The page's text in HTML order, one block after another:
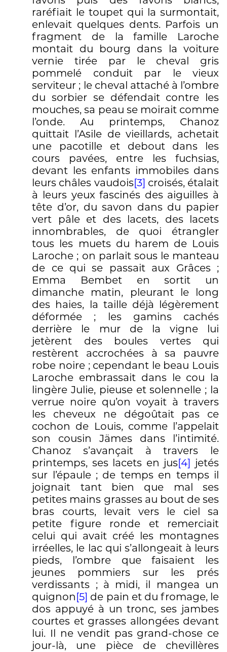
raréfiait le toupet qui la surmontait,
enlevait quelques dents. Parfois un
fragment de la famille Laroche
montait du bourg dans la voiture
vernie tirée par le cheval gris
pommelé conduit par le vieux
serviteur ; le cheval attaché à l’ombre
du sorbier se défendait contre les
mouches, sa peau se moirait comme
l’onde. Au printemps, Chanoz
quittait l’Asile de vieillards, achetait
une pacotille et debout dans les
cours pavées, entre les fuchsias,
devant les enfants immobiles dans
leurs châles vaudois [3] croisés, étalait
à leurs yeux fascinés des aiguilles à
tête d’or, du savon dans du papier
vert pâle et des lacets, des lacets
innombrables, de quoi étrangler
tous les muets du harem de Louis
Laroche ; on parlait sous le manteau
de ce qui se passait aux Grâces ;
Emma Bembet en sortit un
dimanche matin, pleurant le long
des haies, la taille déjà légèrement
déformée ; les gamins cachés
derrière le mur de la vigne lui
jetèrent des boules vertes qui
restèrent accrochées à sa pauvre
robe noire ; cependant le beau Louis
Laroche embrassait dans le cou la
lingère Julie, pieuse et solennelle ; la
verrue noire qu’on voyait à travers
les cheveux ne dégoûtait pas ce
cochon de Louis, comme l’appelait
son cousin Jämes dans l’intimité.
Chanoz s’avançait à travers le
printemps, ses lacets en jus [4]
jetés
sur l’épaule ; de temps en temps il
joignait tant bien que mal ses
petites mains grasses au bout de ses
bras courts, levait vers le ciel sa
petite figure ronde et remerciait
celui qui avait créé les montagnes
irréelles, le lac qui s’allongeait à leurs
pieds, l’ombre que faisaient les
jeunes pommiers sur les prés
verdissants ; à midi, il mangea un
quignon [5] de pain et du fromage, le
dos appuyé à un tronc, ses jambes
courtes et grasses allongées devant
lui. Il ne vendit pas grand-chose ce
jour-là, une pièce de chevillères